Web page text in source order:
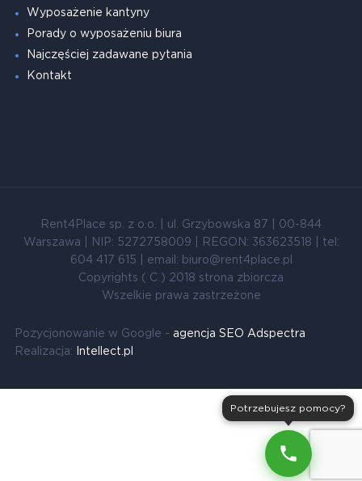
Wyposażenie kantyny
Porady o wyposażeniu biura
Najczęściej zadawane pytania
Kontakt
Rent4Place sp. z o.o. | ul. Grzybowska 87 | 00-844
Warszawa | NIP: 5272758009 | REGON: 363623518 | tel:
604 417 615 | email: biuro@rent4place.pl
Copyrights ( C ) 2018 strona zbiorcza
Wszelkie prawa zastrzeżone
Pozycjonowanie w Google - agencja SEO Adspectra
Realizacja:
Intellect.pl
Potrzebujesz pomocy?